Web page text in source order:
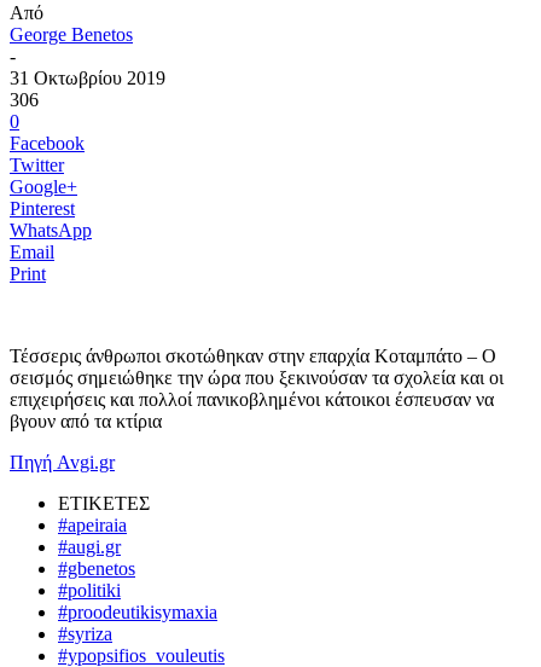
Από
George Benetos
-
31 Οκτωβρίου 2019
306
0
Facebook
Twitter
Google+
Pinterest
WhatsApp
Email
Print
Τέσσερις άνθρωποι σκοτώθηκαν στην επαρχία Κοταμπάτο – Ο
σεισμός σημειώθηκε την ώρα που ξεκινούσαν τα σχολεία και οι
επιχειρήσεις και πολλοί πανικοβλημένοι κάτοικοι έσπευσαν να
βγουν από τα κτίρια
Πηγή Avgi.gr
ΕΤΙΚΕΤΕΣ
#apeiraia
#augi.gr
#gbenetos
#politiki
#proodeutikisymaxia
#syriza
#ypopsifios_vouleutis